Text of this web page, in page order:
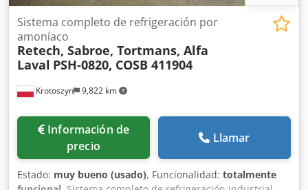
Krotoszyn 9,822 km
Sistema completo de refrigeración por
amoníaco
Retech, Sabroe, Tortmans, Alfa
Laval PSH-0820, COSB 411904
Información de
precio
Llamar
Estado: muy bueno (usado), Funcionalidad: totalmente